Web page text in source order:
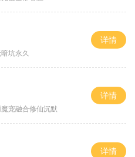
坑永久
详情
宠融合修仙沉默
详情
详情